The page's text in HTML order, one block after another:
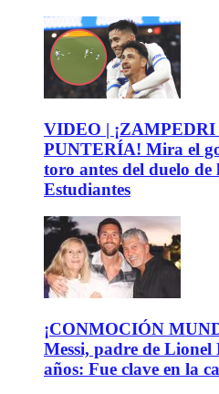
VIDEO |
PUNTERÍA! Mira el
toro antes del duelo
Estudiantes
¡CONMOCIÓN
Messi, padre de Lionel
años: Fue clave en la